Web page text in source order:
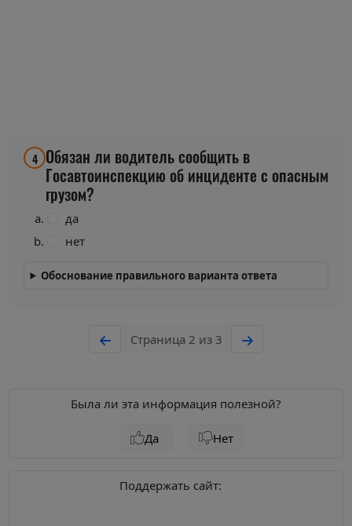
4 Обязан ли водитель сообщить в
Госавтоинспекцию об инциденте с опасным
грузом?
да
нет
Обоснование правильного варианта ответа
Страница 2 из 3
Была ли эта информация полезной?
Да Нет
Поддержать сайт: